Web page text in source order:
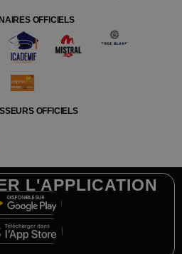
OFFICIELS
OFFICIELS
L'APPLICATION